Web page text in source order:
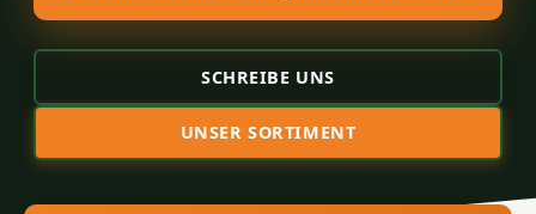
SCHREIBE UNS
UNSER SORTIMENT